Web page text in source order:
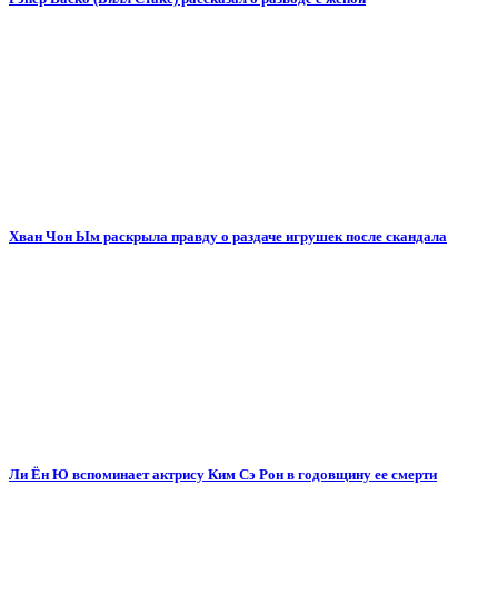
Хван Чон Ым раскрыла правду о раздаче игрушек после скандала
Ли Ён Ю вспоминает актрису Ким Сэ Рон в годовщину ее смерти